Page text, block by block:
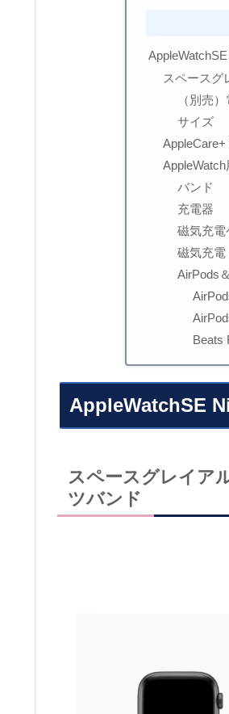
スペースグ
（別売
サイズ
AppleCare+
バンド
充電器
磁気充
磁気充電
AirPods
Beats
AppleWatchSE
スペースグレイア
ツバンド